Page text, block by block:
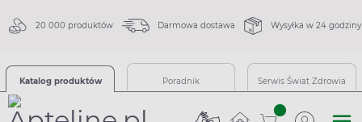
20 000 produktów Darmowa dostawa Wysyłka w 24 godziny
Katalog produktów Poradnik Serwis Świat Zdrowia
sztuk